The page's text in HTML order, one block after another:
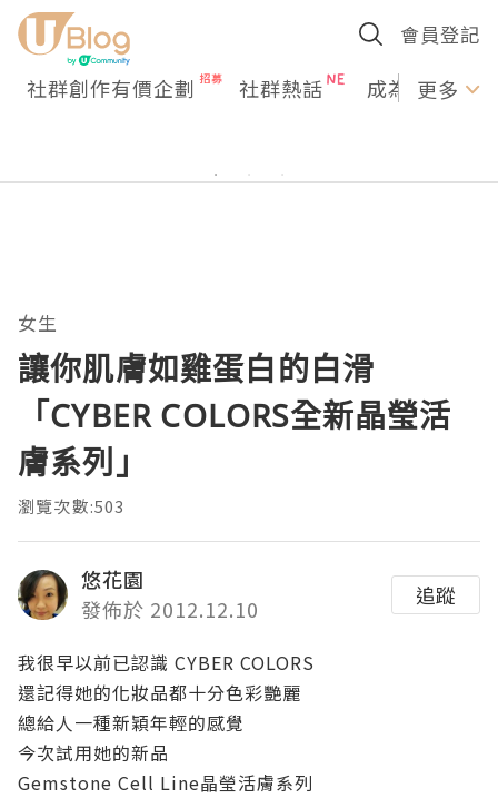
會員登記
社群創作有價企劃 社群熱話 成為U更多
女生
讓你肌膚如雞蛋白的白滑
「CYBER COLORS全新晶瑩活
膚系列」
瀏覽次數:503
悠花園
發佈於 2012.12.10
追蹤
我很早以前已認識 CYBER COLORS
還記得她的化妝品都十分色彩艷麗
總給人一種新穎年輕的感覺
今次試用她的新品
Gemstone Cell Line晶瑩活膚系列